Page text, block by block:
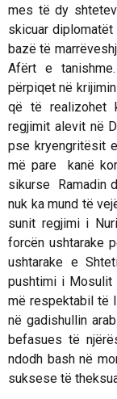
mes të dy
skicuar
bazë të
Afërt e
përpiqet në
që të realizohet
regjimit alevit në
pse kryengritësit
më pare kanë
sikurse Ramadin
nuk ka mund të
sunit regjimi i
forcën ushtarake
ushtarake e
pushtimi i Mosulit
më respektabil të
në gadishullin
befasues të
ndodh bash në
suksese të